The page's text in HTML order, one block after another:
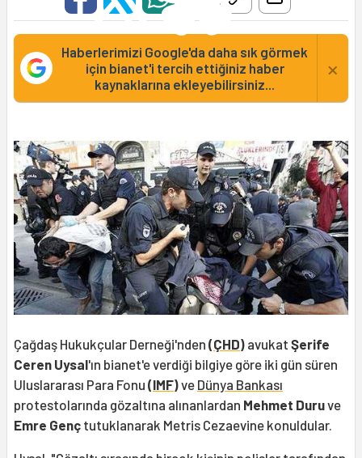
Haberlerimizi Google'da daha sık görmek
için bianet'i tercih ettiğiniz haber
kaynaklarına ekleyebilirsiniz...
×
Çağdaş Hukukçular Derneği'nden (ÇHD) avukat Şerife
Ceren Uysal'ın bianet'e verdiği bilgiye göre iki gün süren
Uluslararası Para Fonu (IMF)ve Dünya Bankası
protestolarında gözaltına alınanlardan Mehmet Duruve
Emre Genç tutuklanarak Metris Cezaevine konuldular.